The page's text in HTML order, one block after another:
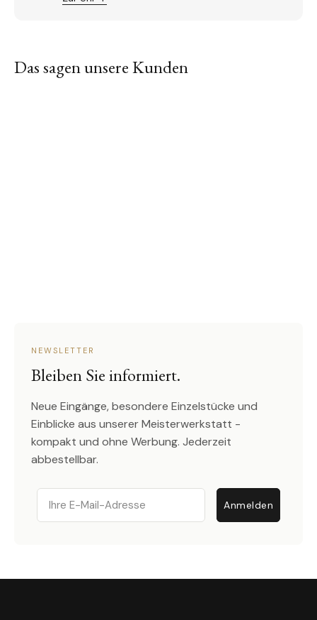
Das sagen unsere Kunden
NEWSLETTER
Bleiben Sie informiert.
Neue Eingänge, besondere Einzelstücke und
Einblicke aus unserer Meisterwerkstatt -
kompakt und ohne Werbung. Jederzeit
abbestellbar.
Email
Anmelden